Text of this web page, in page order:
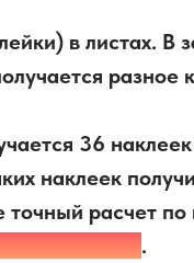
в листах. В
разное
36
наклеек
расчет
нам.